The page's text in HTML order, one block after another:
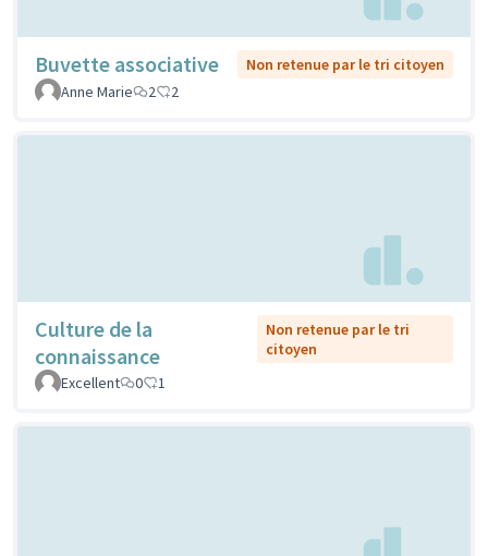
Buvette associative
Non retenue par le tri citoyen
Anne Marie
2 2
Culture de la
connaissance
Non retenue par le tri
citoyen
Excellent
0 1